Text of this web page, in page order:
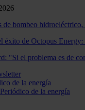
de bombeo
éxito de Octopus
"Si el problema es de